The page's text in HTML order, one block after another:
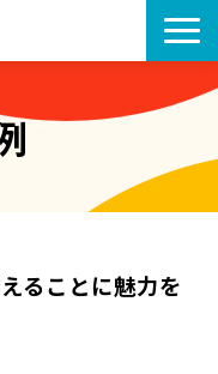
ることに魅力を